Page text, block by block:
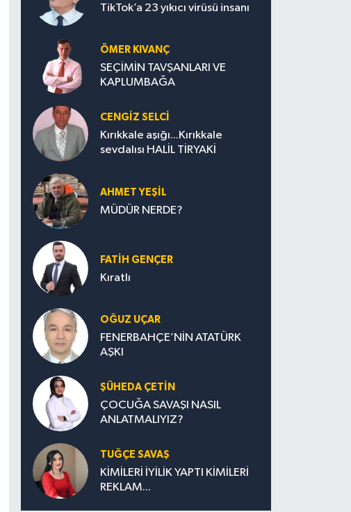
TikTok’a 23 yıkıcı virüsü insanı
ÖMER KIVANÇ
SEÇİMİN TAVŞANLARI VE
KAPLUMBAĞA
CENGİZ SELCİ
Kırıkkale aşığı...Kırıkkale
sevdalısı HALİL TİRYAKİ
AHMET YEŞİL
MÜDÜR NERDE?
FATIH GENÇER
Kıratlı
OĞUZ UÇAR
FENERBAHÇE’NİN ATATÜRK
AŞKI
ŞÜHEDA ÇETİN
ÇOCUĞA SAVAŞI NASIL
ANLATMALIYIZ?
TUĞÇE SAVAŞ
KİMİLERİ İYİLİK YAPTI KİMİLERİ
REKLAM...